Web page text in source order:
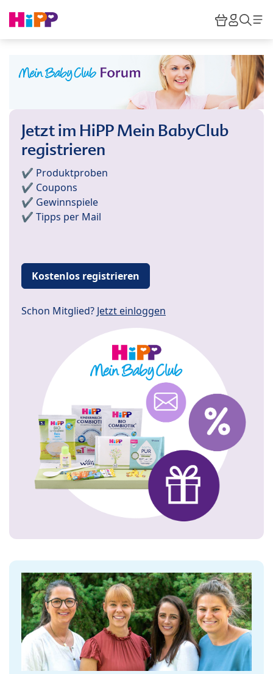
HiPP
Jetzt im HiPP Mein BabyClub
registrieren
✔️ Produktproben
✔️ Coupons
✔️ Gewinnspiele
✔️ Tipps per Mail
Kostenlos registrieren
Schon Mitglied? Jetzt einloggen